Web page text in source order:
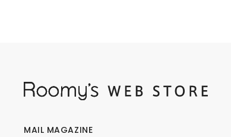
MAIL MAGAZINE